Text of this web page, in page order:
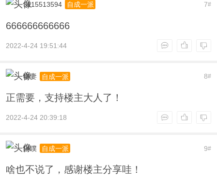
7#
3115513594 自成一派
666666666666
2022-4-24 19:51:44
8#
吻妻 自成一派
正需要，支持楼主大人了！
2022-4-24 20:39:18
9#
阿噗 自成一派
啥也不说了，感谢楼主分享哇！